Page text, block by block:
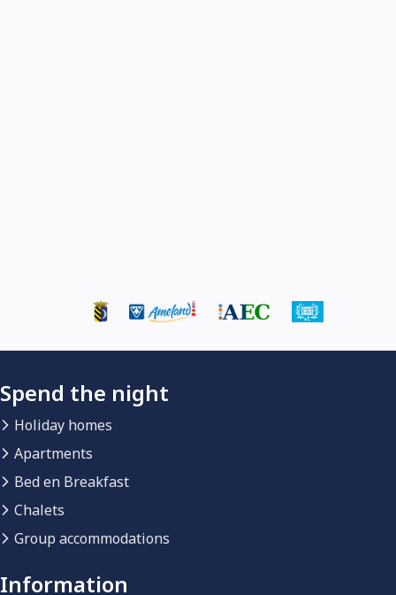
Spend the night
Holiday homes
Apartments
Bed en Breakfast
Chalets
Group accommodations
Information